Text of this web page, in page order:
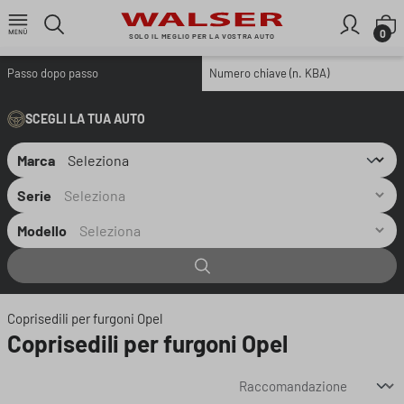
Passa al contenuto principale
SOLO IL MEGLIO PER LA VOSTRA AUTO 0
Passo dopo passo Numero chiave (n. KBA)
SCEGLI LA TUA AUTO
Marca
Serie
Modello
Coprisedili per furgoni Opel
Coprisedili per furgoni Opel